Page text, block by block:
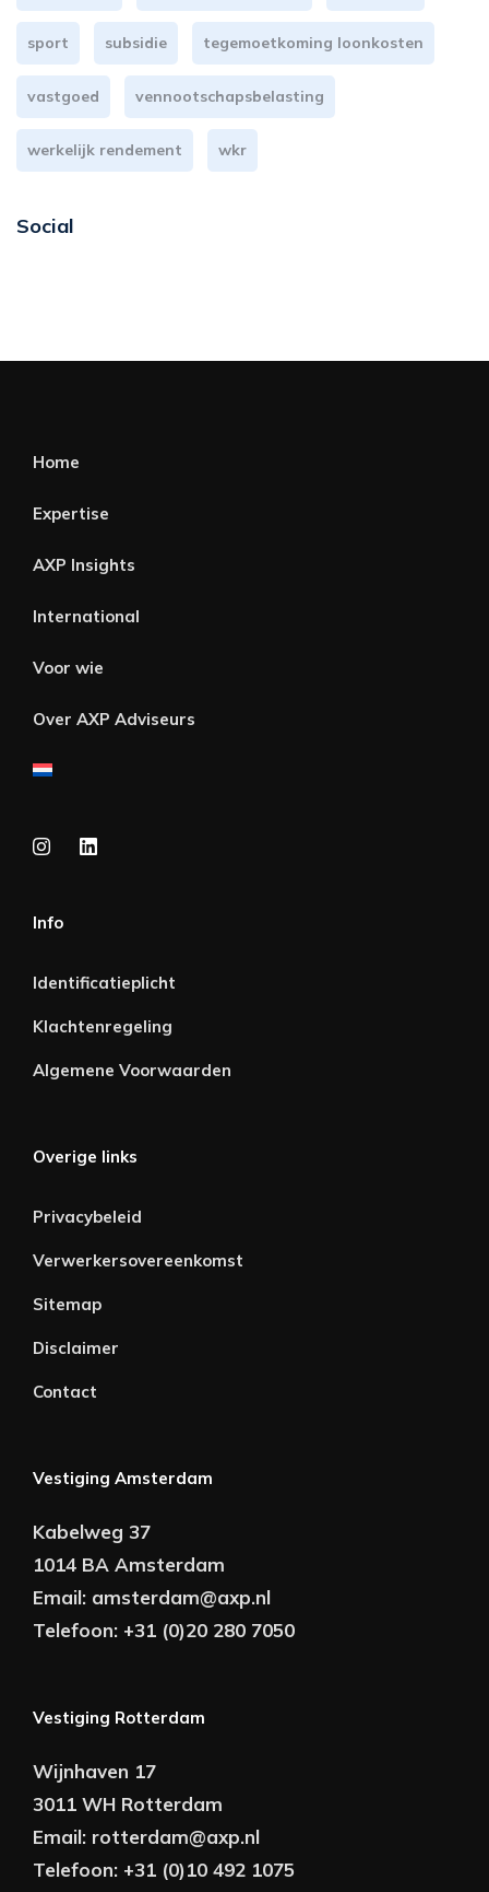
sport subsidie tegemoetkoming loonkosten
vastgoed vennootschapsbelasting
werkelijk rendement wkr
Social
Home
Expertise
AXP Insights
International
Voor wie
Over AXP Adviseurs
Info
Identificatieplicht
Klachtenregeling
Algemene Voorwaarden
Overige links
Privacybeleid
Verwerkersovereenkomst
Sitemap
Disclaimer
Contact
Vestiging Amsterdam
Kabelweg 37
1014 BA Amsterdam
Email: amsterdam@axp.nl
Telefoon: +31 (0)20 280 7050
Vestiging Rotterdam
Wijnhaven 17
3011 WH Rotterdam
Email: rotterdam@axp.nl
Telefoon: +31 (0)10 492 1075